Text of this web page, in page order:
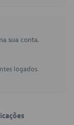
sua conta.
logados.